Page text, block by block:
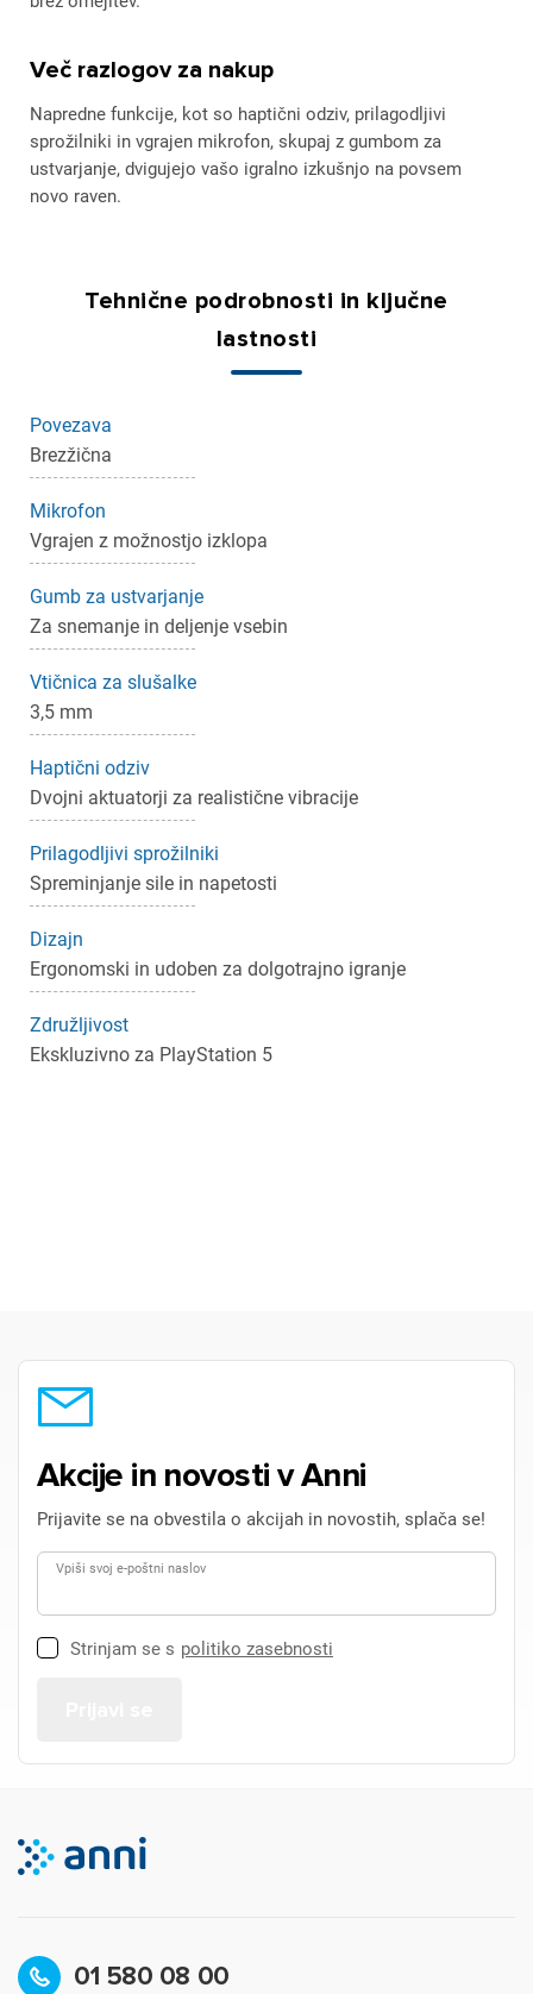
Več razlogov za nakup
Napredne funkcije, kot so haptični odziv, prilagodljivi
sprožilniki in vgrajen mikrofon, skupaj z gumbom za
ustvarjanje, dvigujejo vašo igralno izkušnjo na povsem
novo raven.
Tehnične podrobnosti in ključne
lastnosti
Povezava
Brezžična
Mikrofon
Vgrajen z možnostjo izklopa
Gumb za ustvarjanje
Za snemanje in deljenje vsebin
Vtičnica za slušalke
3,5 mm
Haptični odziv
Dvojni aktuatorji za realistične vibracije
Prilagodljivi sprožilniki
Spreminjanje sile in napetosti
Dizajn
Ergonomski in udoben za dolgotrajno igranje
Združljivost
Ekskluzivno za PlayStation 5
Akcije in novosti v Anni
Prijavite se na obvestila o akcijah in novostih, splača se!
Vpiši svoj e-poštni naslov
Strinjam se s politiko zasebnosti
01 580 08 00
Prekliči